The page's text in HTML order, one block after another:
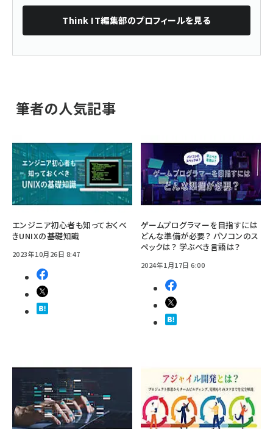
Think IT編集部のプロフィールを見る
筆者の人気記事
エンジニア初心者も知っておくべ
きUNIXの基礎知識
2023年10月26日 8:47
ゲームプログラマーを目指すには
どんな準備が必要？ パソコンのス
ペックは？ 学ぶべき言語は？
2024年1月17日 6:00